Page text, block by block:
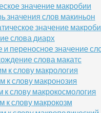
значение макробии
значения слов макиньон
значение
слова диарх
переносное значение
слова макатс
к слову макрология
к слову макронозия
слову макрокосмология
к слову макрокозм